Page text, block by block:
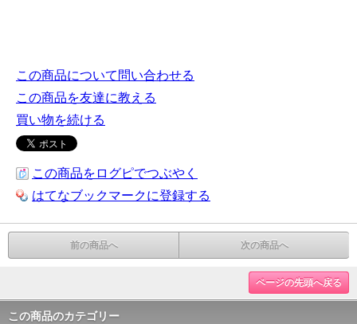
この商品について問い合わせる
この商品を友達に教える
買い物を続ける
この商品をログピでつぶやく
はてなブックマークに登録する
前の商品へ 次の商品へ
ページの先頭へ戻る
この商品のカテゴリー